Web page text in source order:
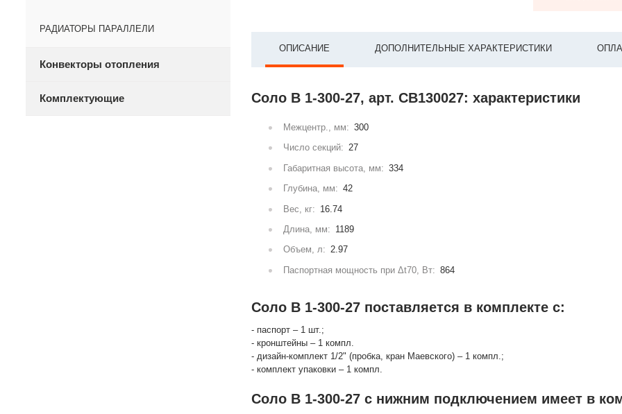
РАДИАТОРЫ ПАРАЛЛЕЛИ
Конвекторы отопления
Комплектующие
ОПИСАНИЕ ДОПОЛНИТЕЛЬНЫЕ ХАРАКТЕРИСТИКИ
Соло В 1-300-27, арт. СВ130027: характеристики
Межцентр., мм: 300
Число секций: 27
Габаритная высота, мм: 334
Глубина, мм: 42
Вес, кг: 16.74
Длина, мм: 1189
Объем, л: 2.97
Паспортная мощность при Δt70, Вт: 864
Соло В 1-300-27 поставляется в комплекте с:
- паспорт – 1 шт.;
- кронштейны – 1 компл.
- дизайн-комплект 1/2" (пробка, кран Маевского) – 1 компл.;
- комплект упаковки – 1 компл.
Соло В 1-300-27 с нижним подключением имеет в